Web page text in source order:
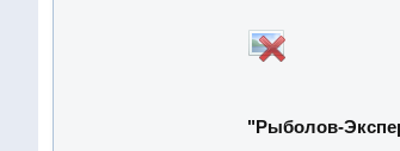
"Рыболов-